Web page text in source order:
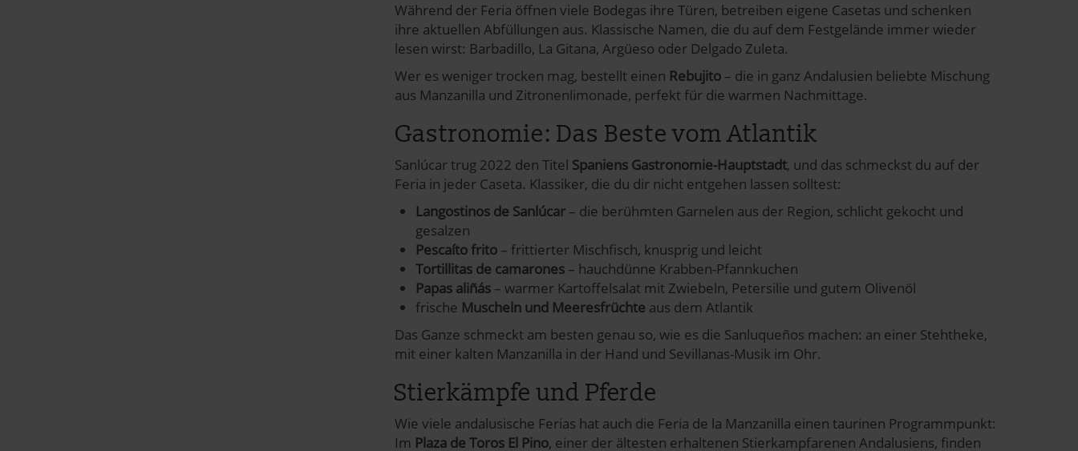
Während der Feria öffnen viele Bodegas ihre Türen, betreiben eigene Casetas und schenken
ihre aktuellen Abfüllungen aus. Klassische Namen, die du auf dem Festgelände immer wieder
lesen wirst: Barbadillo, La Gitana, Argüeso oder Delgado Zuleta.
Wer es weniger trocken mag, bestellt einen Rebujito – die in ganz Andalusien beliebte Mischung
aus Manzanilla und Zitronenlimonade, perfekt für die warmen Nachmittage.
Gastronomie: Das Beste vom Atlantik
Sanlúcar trug 2022 den Titel Spaniens Gastronomie-Hauptstadt, und das schmeckst du auf der
Feria in jeder Caseta. Klassiker, die du dir nicht entgehen lassen solltest:
Langostinos de Sanlúcar– die berühmten Garnelen aus der Region, schlicht gekocht und
gesalzen
Pescaíto frito– frittierter Mischfisch, knusprig und leicht
Tortillitas de camarones– hauchdünne Krabben-Pfannkuchen
Papas aliñás– warmer Kartoffelsalat mit Zwiebeln, Petersilie und gutem Olivenöl
frische Muscheln und Meeresfrüchte aus dem Atlantik
Das Ganze schmeckt am besten genau so, wie es die Sanluqueños machen: an einer Stehtheke,
mit einer kalten Manzanilla in der Hand und Sevillanas-Musik im Ohr.
Stierkämpfe und Pferde
Wie viele andalusische Ferias hat auch die Feria de la Manzanilla einen taurinen Programmpunkt:
Im Plaza de Toros El Pino, einer der ältesten erhaltenen Stierkampfarenen Andalusiens, finden